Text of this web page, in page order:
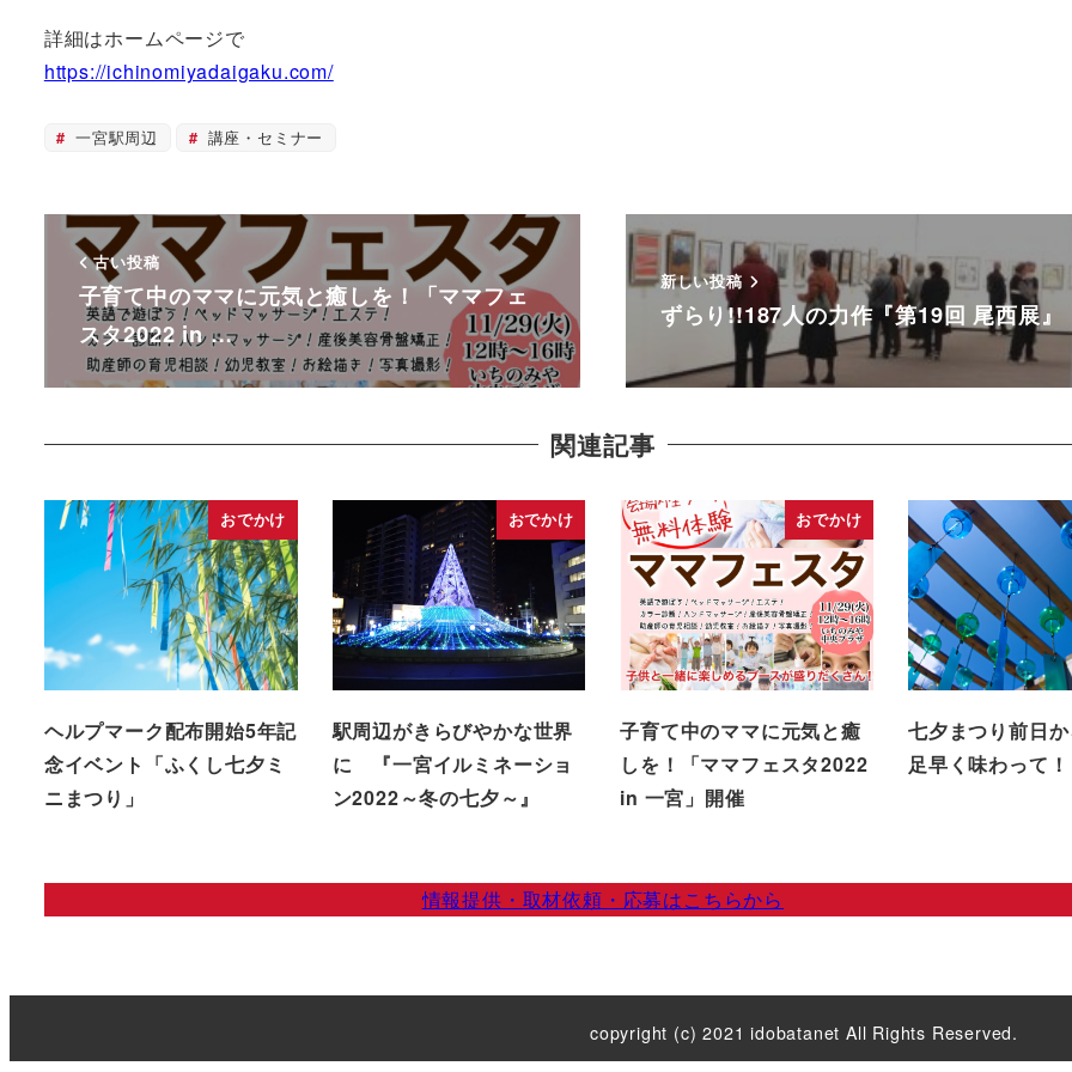
詳細はホームページで
https://ichinomiyadaigaku.com/
一宮駅周辺 講座・セミナー
古い投稿
子育て中のママに元気と癒しを！「ママフェ
スタ2022 in …
新しい投稿
ずらり!!187人の力作『第19回 尾西展』
関連記事
おでかけ
ヘルプマーク配布開始5年記
念イベント「ふくし七夕ミ
ニまつり」
おでかけ
駅周辺がきらびやかな世界
に 『一宮イルミネーショ
ン2022～冬の七夕～』
おでかけ
子育て中のママに元気と癒
しを！「ママフェスタ2022
in 一宮」開催
七夕まつり前日
足早く味わって！
情報提供・取材依頼・応募はこちらから
copyright (c) 2021 idobatanet All Rights Reserved.